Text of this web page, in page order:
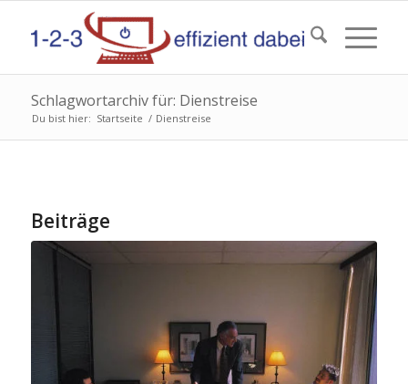
Schlagwortarchiv für: Dienstreise
Du bist hier: Startseite / Dienstreise
Beiträge